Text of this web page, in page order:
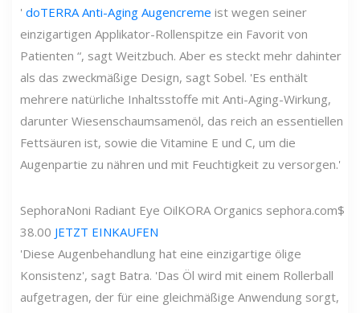
' doTERRA Anti-Aging Augencreme ist wegen seiner
einzigartigen Applikator-Rollenspitze ein Favorit von
Patienten “, sagt Weitzbuch. Aber es steckt mehr dahinter
als das zweckmäßige Design, sagt Sobel. 'Es enthält
mehrere natürliche Inhaltsstoffe mit Anti-Aging-Wirkung,
darunter Wiesenschaumsamenöl, das reich an essentiellen
Fettsäuren ist, sowie die Vitamine E und C, um die
Augenpartie zu nähren und mit Feuchtigkeit zu versorgen.'
SephoraNoni Radiant Eye OilKORA Organics sephora.com$
38.00 JETZT EINKAUFEN
'Diese Augenbehandlung hat eine einzigartige ölige
Konsistenz', sagt Batra. 'Das Öl wird mit einem Rollerball
aufgetragen, der für eine gleichmäßige Anwendung sorgt,